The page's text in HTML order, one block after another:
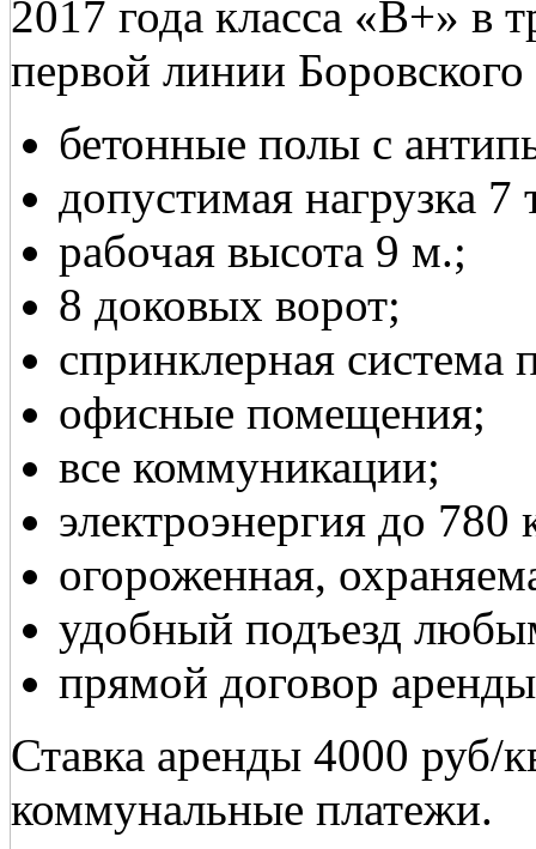
2017 года класса «В+»
первой линии
бетонные полы с
допустимая нагрузка
рабочая высота 9 м.;
8 доковых ворот;
спринклерная система
офисные помещения;
все коммуникации;
электроэнергия до 780
огороженная,
удобный подъезд
прямой договор
Ставка аренды 4000
коммунальные платежи.